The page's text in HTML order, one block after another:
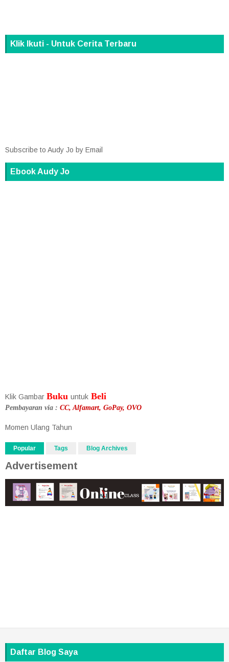
Klik Ikuti - Untuk Cerita Terbaru
Subscribe to Audy Jo by Email
Ebook Audy Jo
Klik Gambar Buku untuk Beli
Pembayaran via : CC, Alfamart, GoPay, OVO
Momen Ulang Tahun
Popular Tags Blog Archives
Advertisement
Daftar Blog Saya